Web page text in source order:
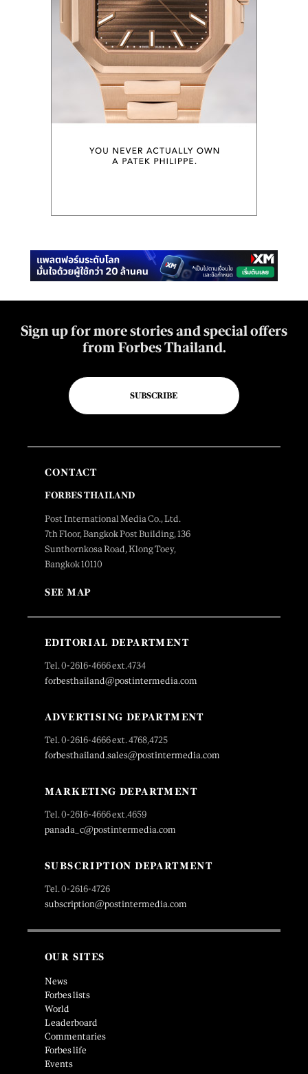
Sign up for more stories and special offers
from Forbes Thailand.
SUBSCRIBE
CONTACT
FORBES THAILAND
Post International Media Co., Ltd.
7th Floor, Bangkok Post Building, 136
Sunthornkosa Road, Klong Toey,
Bangkok 10110
SEE MAP
EDITORIAL DEPARTMENT
Tel. 0-2616-4666 ext.4734
forbesthailand@postintermedia.com
ADVERTISING DEPARTMENT
Tel. 0-2616-4666 ext. 4768,4725
forbesthailand.sales@postintermedia.com
MARKETING DEPARTMENT
Tel. 0-2616-4666 ext.4659
panada_c@postintermedia.com
SUBSCRIPTION DEPARTMENT
Tel. 0-2616-4726
subscription@postintermedia.com
OUR SITES
News
Forbes lists
World
Leaderboard
Commentaries
Forbes life
Events